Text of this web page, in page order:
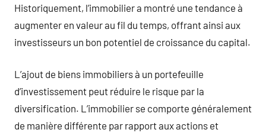
Historiquement, l’immobilier a montré une tendance à
augmenter en valeur au fil du temps, offrant ainsi aux
investisseurs un bon potentiel de croissance du capital.
L’ajout de biens immobiliers à un portefeuille
d’investissement peut réduire le risque par la
diversification. L’immobilier se comporte généralement
de manière différente par rapport aux actions et